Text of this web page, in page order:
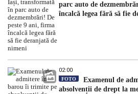
parc auto de
încalcă legea fără să fie
02:00
FOTO
Examenul de
absolvenții de drept la